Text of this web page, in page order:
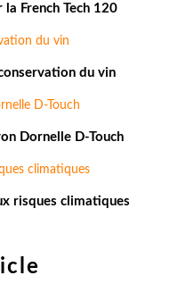
French Tech 120
du vin
Dornelle D-Touch
risques climatiques